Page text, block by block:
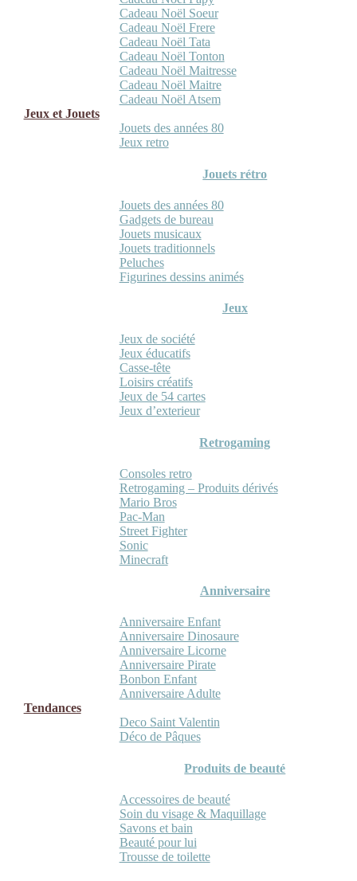
Cadeau Noël Soeur
Cadeau Noël Frere
Cadeau Noël Tata
Cadeau Noël Tonton
Cadeau Noël Maitresse
Cadeau Noël Maitre
Cadeau Noël Atsem
Jeux et Jouets
Jouets des années 80
Jeux retro
Jouets rétro
Jouets des années 80
Gadgets de bureau
Jouets musicaux
Jouets traditionnels
Peluches
Figurines dessins animés
Jeux
Jeux de société
Jeux éducatifs
Casse-tête
Loisirs créatifs
Jeux de 54 cartes
Jeux d’exterieur
Retrogaming
Consoles retro
Retrogaming – Produits dérivés
Mario Bros
Pac-Man
Street Fighter
Sonic
Minecraft
Anniversaire
Anniversaire Enfant
Anniversaire Dinosaure
Anniversaire Licorne
Anniversaire Pirate
Bonbon Enfant
Anniversaire Adulte
Tendances
Deco Saint Valentin
Déco de Pâques
Produits de beauté
Accessoires de beauté
Soin du visage & Maquillage
Savons et bain
Beauté pour lui
Trousse de toilette